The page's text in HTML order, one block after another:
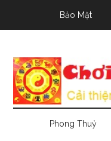
Bảo Mật
Phong Thuỷ